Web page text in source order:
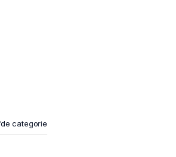
categorie